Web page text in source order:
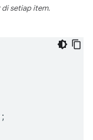
setiap item.
;